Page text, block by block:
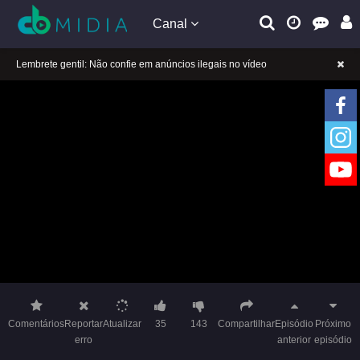
Canal
A tocar：Garota Furacão 2-08
ComentáriosReportar
erro
Atualizar 35 143 CompartilharEpisódio
anterior
Próximo
episódio